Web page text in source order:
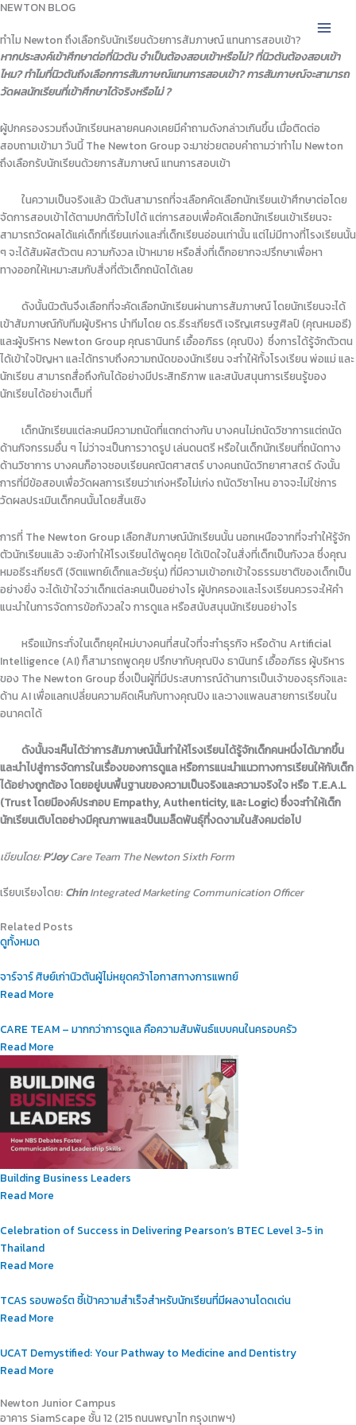
Skip
content
NEWTON BLOG
ทำไม Newton ถึงเลือกรับนักเรียนด้วยการสัมภาษณ์ แทนการสอบเข้า?​
หากประสงค์เข้าศึกษาต่อที่นิวตัน จำเป็นต้องสอบเข้าหรือไม่? ที่นิวตันต้องสอบเข้า
ไหม? ทำไมที่นิวตันถึงเลือกการสัมภาษณ์แทนการสอบเข้า? การสัมภาษณ์จะสามารถ
วัดผลนักเรียนที่เข้าศึกษาได้จริงหรือไม่ ?
ผู้ปกครองรวมถึงนักเรียนหลายคนคงเคยมีคำถามดังกล่าวเกินขึ้น เมื่อติดต่อ
สอบถามเข้ามา วันนี้ The Newton Group จะมาช่วยตอบคำถามว่าทำไม Newton
ถึงเลือกรับนักเรียนด้วยการสัมภาษณ์ แทนการสอบเข้า
ในความเป็นจริงแล้ว นิวตันสามารถที่จะเลือกคัดเลือกนักเรียนเข้าศึกษาต่อโดย
จัดการสอบเข้าได้ตามปกติทั่วไปได้ แต่การสอบเพื่อคัดเลือกนักเรียนเข้าเรียนจะ
สามารถวัดผลได้แค่เด็กที่เรียนเก่งและที่เด็กเรียนอ่อนเท่านั้น แต่ไม่มีทางที่โรงเรียนนั้น
ๆ จะได้สัมผัสตัวตน ความกังวล เป้าหมาย หรือสิ่งที่เด็กอยากจะปรึกษาเพื่อหา
ทางออกให้เหมาะสมกับสิ่งที่ตัวเด็กถนัดได้เลย
ดังนั้นนิวตันจึงเลือกที่จะคัดเลือกนักเรียนผ่านการสัมภาษณ์ โดยนักเรียนจะได้
เข้าสัมภาษณ์กับทีมผู้บริหาร นำทีมโดย ดร.ธีระเกียรติ เจริญเศรษฐศิลป์ (คุณหมอธี)
และผู้บริหาร Newton Group คุณธานินทร์ เอื้ออภิธร (คุณปิง) ซึ่งการได้รู้จักตัวตน
ได้เข้าใจปัญหา และได้ทราบถึงความถนัดของนักเรียน จะทำให้ทั้งโรงเรียน พ่อแม่ และ
นักเรียน สามารถสื่อถึงกันได้อย่างมีประสิทธิภาพ และสนับสนุนการเรียนรู้ของ
นักเรียนได้อย่างเต็มที่
เด็กนักเรียนแต่ละคนมีความถนัดที่แตกต่างกัน บางคนไม่ถนัดวิชาการแต่ถนัด
ด้านกิจกรรมอื่น ๆ ไม่ว่าจะเป็นการวาดรูป เล่นดนตรี หรือในเด็กนักเรียนที่ถนัดทาง
ด้านวิชาการ บางคนก็อาจชอบเรียนคณิตศาสตร์ บางคนถนัดวิทยาศาสตร์ ดังนั้น
การที่มีข้อสอบเพื่อวัดผลการเรียนว่าเก่งหรือไม่เก่ง ถนัดวิชาไหน อาจจะไม่ใช่การ
วัดผลประเมินเด็กคนนั้นโดยสิ้นเชิง
การที่ The Newton Group เลือกสัมภาษณ์นักเรียนนั้น นอกเหนือจากที่จะทำให้รู้จัก
ตัวนักเรียนแล้ว จะยังทำให้โรงเรียนได้พูดคุย ได้เปิดใจในสิ่งที่เด็กเป็นกังวล ซึ่งคุณ
หมอธีระเกียรติ (จิตแพทย์เด็กและวัยรุ่น) ที่มีความเข้าอกเข้าใจธรรมชาติของเด็กเป็น
อย่างยิ่ง จะได้เข้าใจว่าเด็กแต่ละคนเป็นอย่างไร ผู้ปกครองและโรงเรียนควรจะให้คำ
แนะนำในการจัดการข้อกังวลใจ การดูแล หรือสนับสนุนนักเรียนอย่างไร
หรือแม้กระทั่งในเด็กยุคใหม่บางคนที่สนใจที่จะทำธุรกิจ หรือด้าน Artificial
Intelligence (AI) ก็สามารถพูดคุย ปรึกษากับคุณปิง ธานินทร์ เอื้ออภิธร ผู้บริหาร
ของ The Newton Group ซึ่งเป็นผู้ที่มีประสบการณ์ด้านการเป็นเจ้าของธุรกิจและ
ด้าน AI เพื่อแลกเปลี่ยนความคิดเห็นกับทางคุณปิง และวางแพลนสายการเรียนใน
อนาคตได้
ดังนั้นจะเห็นได้ว่าการสัมภาษณ์นั้นทำให้โรงเรียนได้รู้จักเด็กคนหนึ่งได้มากขึ้น
และนำไปสู่การจัดการในเรื่องของการดูแล หรือการแนะนำแนวทางการเรียนให้กับเด็ก
ได้อย่างถูกต้อง โดยอยู่บนพื้นฐานของความเป็นจริงและความจริงใจ หรือ T.E.A.L
(Trust โดยมีองค์ประกอบ Empathy, Authenticity, และ Logic) ซึ่งจะทำให้เด็ก
นักเรียนเติบโตอย่างมีคุณภาพและเป็นเมล็ดพันธุ์ที่งดงามในสังคมต่อไป
เขียนโดย:P’JoyCare Team The Newton Sixth Form
เรียบเรียงโดย: ChinIntegrated Marketing Communication Officer
Related Posts
ดูทั้งหมด
จาร์จาร์ ศิษย์เก่านิวตันผู้ไม่หยุดคว้าโอกาสทางการแพทย์
Read More
CARE TEAM – มากกว่าการดูแล คือความสัมพันธ์แบบคนในครอบครัว
Read More
Building Business Leaders
Read More
Celebration of Success in Delivering Pearson’s BTEC Level 3-5 in
Thailand
Read More
TCAS รอบพอร์ต ชี้เป้าความสำเร็จสำหรับนักเรียนที่มีผลงานโดดเด่น
Read More
UCAT Demystified: Your Pathway to Medicine and Dentistry
Read More
Newton Junior Campus
อาคาร SiamScape ชั้น 12 (215 ถนนพญาไท กรุงเทพฯ)